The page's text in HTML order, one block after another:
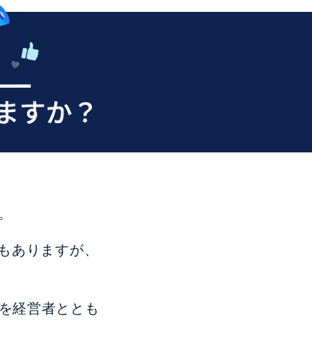
ありますが、
経営者ととも